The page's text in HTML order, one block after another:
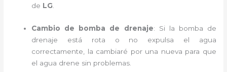
de LG.
Cambio de bomba de drenaje: Si la bomba de
drenaje está rota o no expulsa el agua
correctamente, la cambiaré por una nueva para que
el agua drene sin problemas.